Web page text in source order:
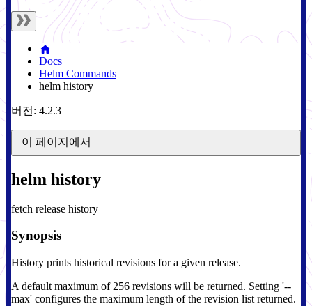
Docs
Helm Commands
helm history
버전: 4.2.3
이 페이지에서
helm history
fetch release history
Synopsis
History prints historical revisions for a given release.
A default maximum of 256 revisions will be returned. Setting '--
max' configures the maximum length of the revision list returned.